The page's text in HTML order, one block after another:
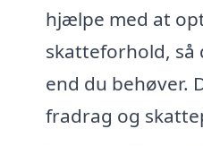
hjælpe med at
skatteforhold, så
end du behøver.
fradrag og